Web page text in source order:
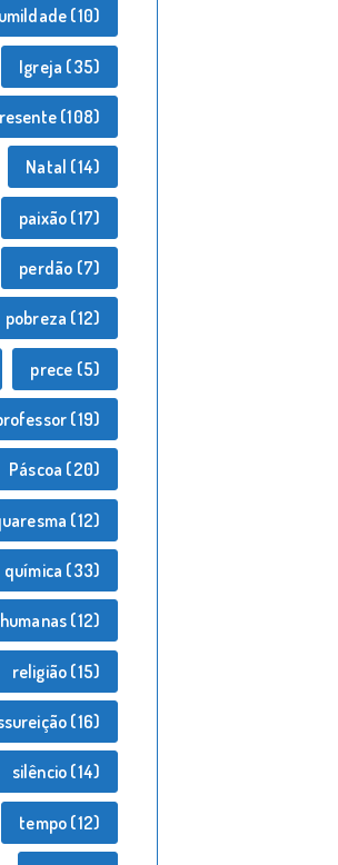
(10)
Igreja (35)
(108)
Natal (14)
paixão (17)
perdão (7)
pobreza (12)
prece (5)
(19)
Páscoa (20)
(12)
química (33)
(12)
religião (15)
(16)
silêncio (14)
tempo (12)